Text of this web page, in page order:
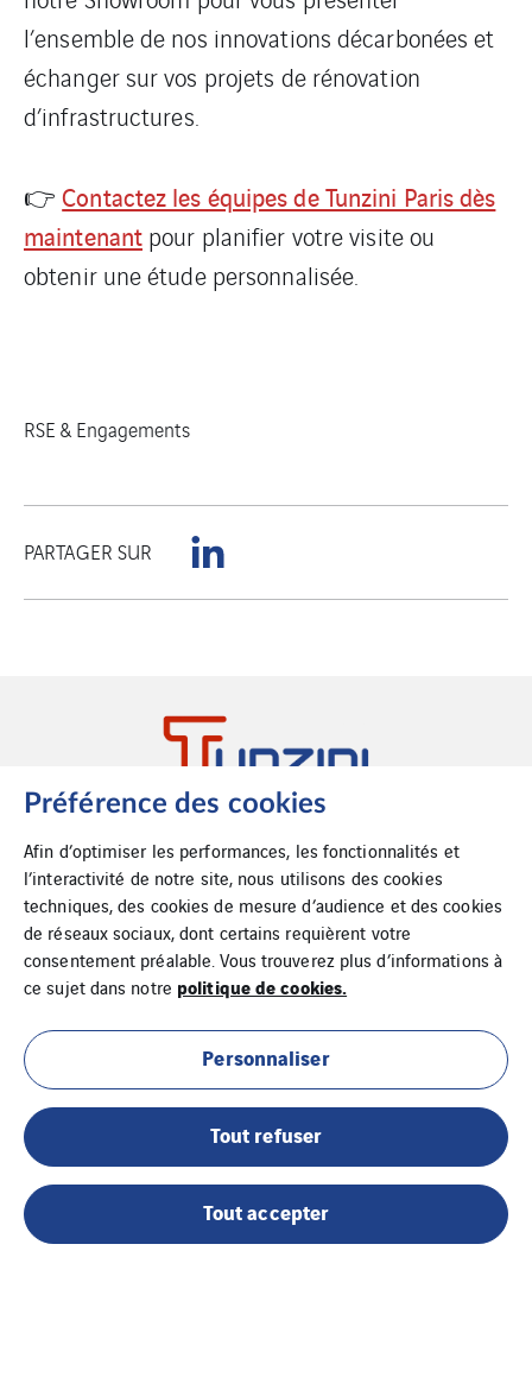
l’ensemble de nos innovations décarbonées et
échanger sur vos projets de rénovation
d’infrastructures.
👉Contactez les équipes de Tunzini Paris dès
maintenant pour planifier votre visite ou
obtenir une étude personnalisée.
RSE & Engagements
PARTAGER SUR
27 – 29 rue des Hautes Pâtures
CS 10003 – 92732 Nanterre Cedex
Tel :+33 1 74 54 45 00
Fax :+33 1 74 54 45 99
accueil@tunzini.fr
Cookies
Plan du site
Préférence des cookies
Afin d’optimiser les performances, les fonctionnalités et
l’interactivité de notre site, nous utilisons des cookies
techniques, des cookies de mesure d’audience et des cookies
de réseaux sociaux, dont certains requièrent votre
consentement préalable. Vous trouverez plus d’informations à
ce sujet dans notre politique de cookies.
Personnaliser
Tout refuser
Tout accepter